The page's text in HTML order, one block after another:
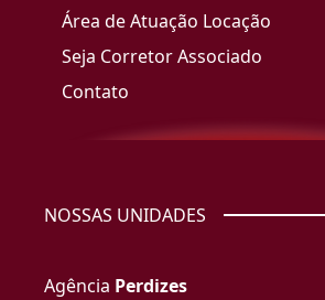
Área de Atuação Locação
Seja Corretor Associado
Contato
NOSSAS UNIDADES
Agência Perdizes